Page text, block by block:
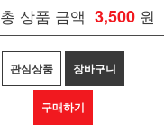
총 상품 금액 3,500 원
관심상품 장바구니
구매하기